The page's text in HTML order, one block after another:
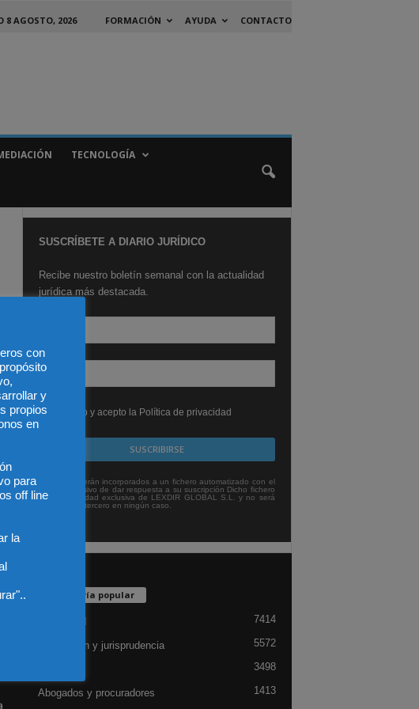
8 AGOSTO, 2026 FORMACIÓN AYUDA CONTACTO
TECNOLOGÍA
SUSCRÍBETE A DIARIO JURÍDICO
Recibe nuestro boletín semanal con la actualidad
jurídica más destacada.
He leído y acepto la Política de privacidad
Sus datos serán incorporados a un fichero automatizado con el
objeto exclusivo de dar respuesta a su suscripción Dicho fichero
es de titularidad exclusiva de LEXDIR GLOBAL S.L. y no será
cedido a un tercero en ningún caso.
Categoría popular
7414
Legislación y jurisprudencia 5572
3498
Abogados y procuradores
1413
con
y
propios
en
para
off line
la